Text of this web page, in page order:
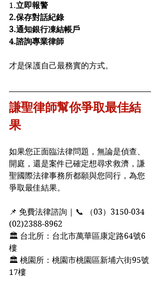
1.立即報警
2.保存對話紀錄
3.通知銀行凍結帳戶
4.諮詢專業律師
才是保護自己最務實的方式。
謙聖律師幫你爭取最佳結
果
如果您正面臨法律問題，無論是偵查、
開庭，還是案件已確定想尋求救濟，謙
聖國際法律事務所都願與您同行，為您
爭取最佳結果。
📌 免費法律諮詢 | 📞 （03）3150-034
(02)2388-8962
🏛 台北所：台北市萬華區康定路64號6
樓
🏛 桃園所：桃園市桃園區新埔六街95號
17樓